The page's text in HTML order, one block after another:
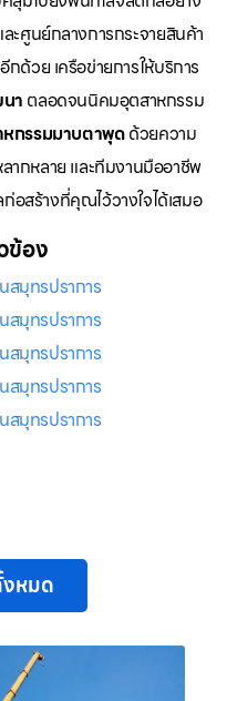
ะศูนย์กลางการกระจายสินค้า
กด้วย เครือข่ายการให้บริการ
า ตลอดจนนิคมอุตสาหกรรม
กรรมมาบตาพุดด้วยความ
ากหลาย และทีมงานมืออาชีพ
อสร้างที่คุณไว้วางใจได้เสมอ
ข้อง
สมุทรปราการ
สมุทรปราการ
สมุทรปราการ
สมุทรปราการ
สมุทรปราการ
หมด